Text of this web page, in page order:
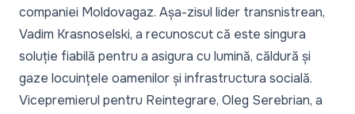
companiei Moldovagaz. Așa-zisul lider transnistrean,
Vadim Krasnoselski, a recunoscut că este singura
soluție fiabilă pentru a asigura cu lumină, căldură și
gaze locuințele oamenilor și infrastructura socială.
Vicepremierul pentru Reintegrare, Oleg Serebrian, a